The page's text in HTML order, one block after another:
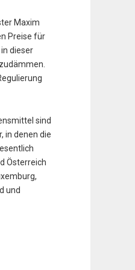
Maxim
Preise für
dieser
sind
in denen die
Österreich
und